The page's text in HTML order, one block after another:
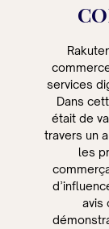
services
Dans
était de
travers un
les
avis